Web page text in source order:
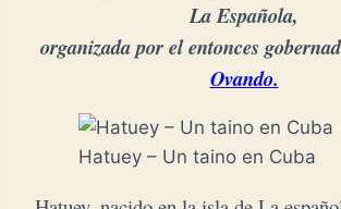
La Española,
organizada por el entonces
Ovando.
Hatuey – Un taino en Cuba